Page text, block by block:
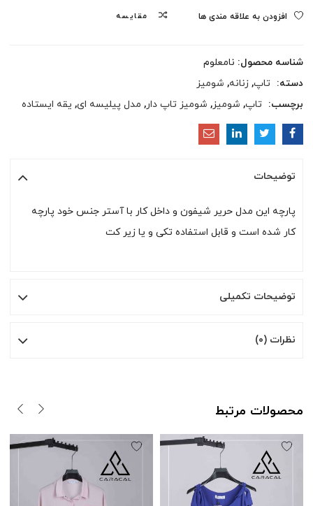
افزودن به علاقه مندی ها مقایسه
شناسه محصول: نامعلوم
دسته: تاپ,زنانه, شومیز
برچسب: تاپ, شومیز, شومیز تاپ دار, مدل پیلیسه ای, یقه ایستاده
توضیحات
پارچه این مدل حریر شیفون و داخل کار با آستر جنس خود پارچه
کار شده است و قابل استفاده تکی و یا زیر کت
توضیحات تکمیلی
نظرات (۰)
محصولات مرتبط